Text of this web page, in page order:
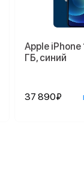
Apple iPhone
ГБ, синий
37 890₽